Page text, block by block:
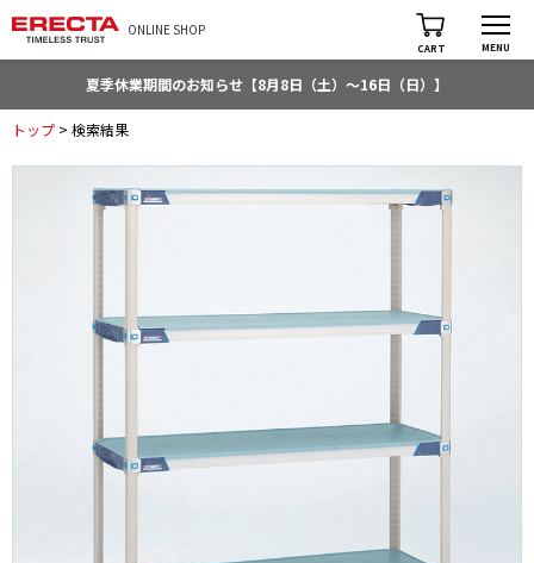
ONLINE SHOP
CART MENU
夏季休業期間のお知らせ【8月8日（土）～16日（日）】
トップ > 検索結果